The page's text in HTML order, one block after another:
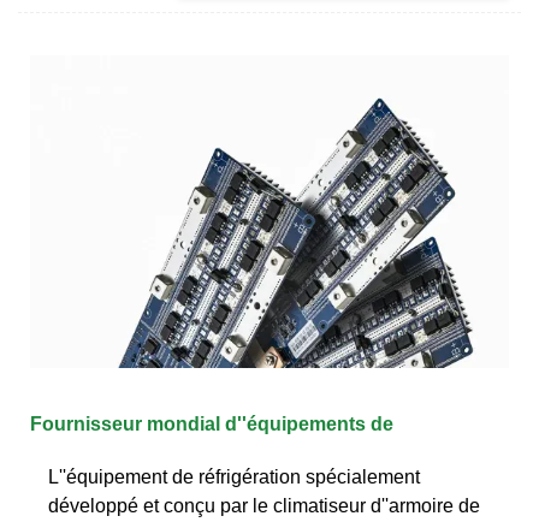
Fournisseur mondial d''équipements de
L''équipement de réfrigération spécialement
développé et conçu par le climatiseur d''armoire de